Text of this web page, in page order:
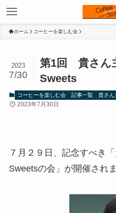
ホーム コーヒーを楽しむ会
第1回 貴さん
Sweets
2023
7/30
コーヒーを楽しむ会 記事一覧 貴さ
2023年7月30日
７月２９日、記念すべき
Sweetsの会」が開催されま